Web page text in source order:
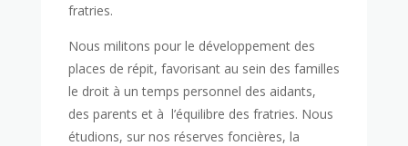
fratries.
Nous militons pour le développement des
places de répit, favorisant au sein des familles
le droit à un temps personnel des aidants,
des parents et à l’équilibre des fratries. Nous
étudions, sur nos réserves foncières, la